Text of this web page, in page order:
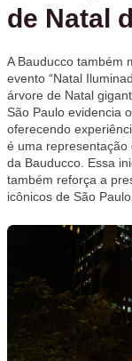
de Natal
A Bauducco também
evento “Natal
árvore de Natal
São Paulo evidencia
oferecendo
é uma representação
da Bauducco. Essa
também reforça a
icônicos de São Paulo.